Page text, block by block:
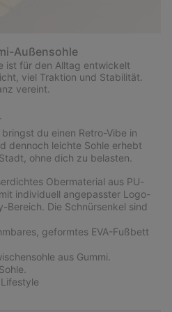
Außensohle
ist für den Alltag entwickelt
viel Traktion und Stabilität.
vereint.
du einen Retro-Vibe in
dennoch leichte Sohle erhebt
ohne dich zu belasten.
Obermaterial aus PU-
individuell angepasster Logo-
Bereich. Die Schnürsenkel sind
geformtes EVA-Fußbett
aus Gummi.